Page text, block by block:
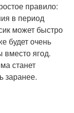
правило:
в период
может быстро
будет очень
вместо ягод.
станет
заранее.